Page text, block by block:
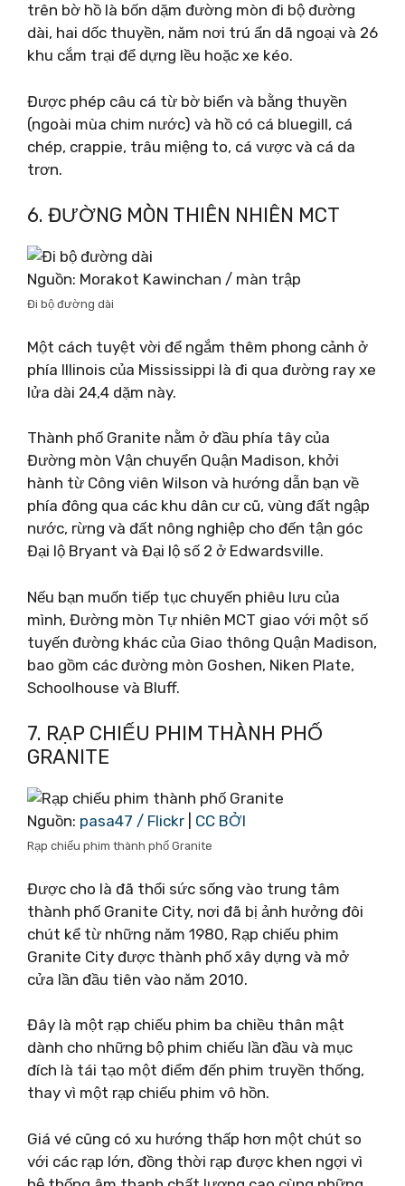
trên bờ hồ là bốn dặm đường mòn đi bộ đường
dài, hai dốc thuyền, năm nơi trú ẩn dã ngoại và 26
khu cắm trại để dựng lều hoặc xe kéo.
Được phép câu cá từ bờ biển và bằng thuyền
(ngoài mùa chim nước) và hồ có cá bluegill, cá
chép, crappie, trâu miệng to, cá vược và cá da
trơn.
6. ĐƯỜNG MÒN THIÊN NHIÊN MCT
Nguồn: Morakot Kawinchan / màn trập
Đi bộ đường dài
Một cách tuyệt vời để ngắm thêm phong cảnh ở
phía Illinois của Mississippi là đi qua đường ray xe
lửa dài 24,4 dặm này.
Thành phố Granite nằm ở đầu phía tây của
Đường mòn Vận chuyển Quận Madison, khởi
hành từ Công viên Wilson và hướng dẫn bạn về
phía đông qua các khu dân cư cũ, vùng đất ngập
nước, rừng và đất nông nghiệp cho đến tận góc
Đại lộ Bryant và Đại lộ số 2 ở Edwardsville.
Nếu bạn muốn tiếp tục chuyến phiêu lưu của
mình, Đường mòn Tự nhiên MCT giao với một số
tuyến đường khác của Giao thông Quận Madison,
bao gồm các đường mòn Goshen, Niken Plate,
Schoolhouse và Bluff.
7. RẠP CHIẾU PHIM THÀNH PHỐ
GRANITE
Nguồn: pasa47 / Flickr CC BỞI
Rạp chiếu phim thành phố Granite
Được cho là đã thổi sức sống vào trung tâm
thành phố Granite City, nơi đã bị ảnh hưởng đôi
chút kể từ những năm 1980, Rạp chiếu phim
Granite City được thành phố xây dựng và mở
cửa lần đầu tiên vào năm 2010.
Đây là một rạp chiếu phim ba chiều thân mật
dành cho những bộ phim chiếu lần đầu và mục
đích là tái tạo một điểm đến phim truyền thống,
thay vì một rạp chiếu phim vô hồn.
Giá vé cũng có xu hướng thấp hơn một chút so
với các rạp lớn, đồng thời rạp được khen ngợi vì